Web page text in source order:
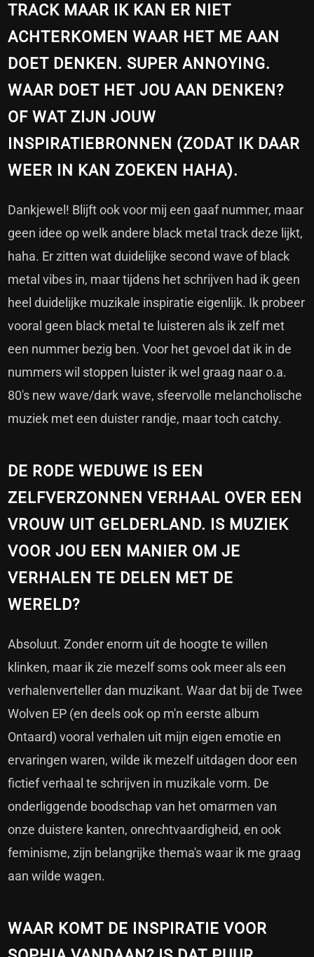
TRACK MAAR IK KAN ER NIET
ACHTERKOMEN WAAR HET ME AAN
DOET DENKEN. SUPER ANNOYING.
WAAR DOET HET JOU AAN DENKEN?
OF WAT ZIJN JOUW
INSPIRATIEBRONNEN (ZODAT IK DAAR
WEER IN KAN ZOEKEN HAHA).
Dankjewel! Blijft ook voor mij een gaaf nummer, maar
geen idee op welk andere black metal track deze lijkt,
haha. Er zitten wat duidelijke second wave of black
metal vibes in, maar tijdens het schrijven had ik geen
heel duidelijke muzikale inspiratie eigenlijk. Ik probeer
vooral geen black metal te luisteren als ik zelf met
een nummer bezig ben. Voor het gevoel dat ik in de
nummers wil stoppen luister ik wel graag naar o.a.
80's new wave/dark wave, sfeervolle melancholische
muziek met een duister randje, maar toch catchy.
DE RODE WEDUWE IS EEN
ZELFVERZONNEN VERHAAL OVER EEN
VROUW UIT GELDERLAND. IS MUZIEK
VOOR JOU EEN MANIER OM JE
VERHALEN TE DELEN MET DE
WERELD?
Absoluut. Zonder enorm uit de hoogte te willen
klinken, maar ik zie mezelf soms ook meer als een
verhalenverteller dan muzikant. Waar dat bij de Twee
Wolven EP (en deels ook op m'n eerste album
Ontaard) vooral verhalen uit mijn eigen emotie en
ervaringen waren, wilde ik mezelf uitdagen door een
fictief verhaal te schrijven in muzikale vorm. De
onderliggende boodschap van het omarmen van
onze duistere kanten, onrechtvaardigheid, en ook
feminisme, zijn belangrijke thema's waar ik me graag
aan wilde wagen.
WAAR KOMT DE INSPIRATIE VOOR